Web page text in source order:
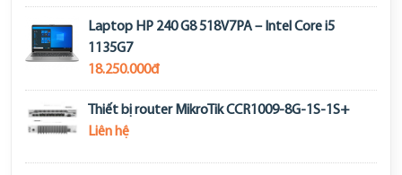
Laptop HP 240 G8 518V7PA – Intel Core i5
1135G7
18.250.000đ
Thiết bị router MikroTik CCR1009-8G-1S-1S+
Liên hệ